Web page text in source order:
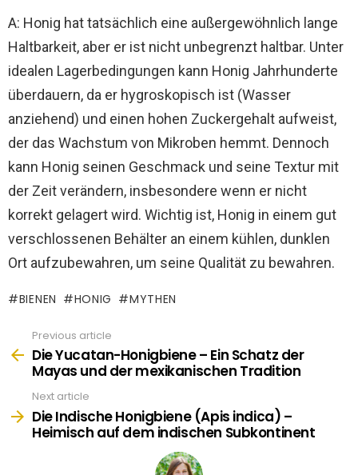
A: Honig hat tatsächlich eine außergewöhnlich lange
Haltbarkeit, aber er ist nicht unbegrenzt haltbar. Unter
idealen Lagerbedingungen kann Honig Jahrhunderte
überdauern, da er hygroskopisch ist (Wasser
anziehend) und einen hohen Zuckergehalt aufweist,
der das Wachstum von Mikroben hemmt. Dennoch
kann Honig seinen Geschmack und seine Textur mit
der Zeit verändern, insbesondere wenn er nicht
korrekt gelagert wird. Wichtig ist, Honig in einem gut
verschlossenen Behälter an einem kühlen, dunklen
Ort aufzubewahren, um seine Qualität zu bewahren.
BIENEN HONIG MYTHEN
more
Previous article
Die Yucatan-Honigbiene – Ein Schatz der
Mayas und der mexikanischen Tradition
Next article
Die Indische Honigbiene (Apis indica) –
Heimisch auf dem indischen Subkontinent